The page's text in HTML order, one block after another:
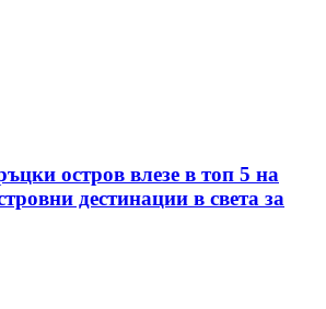
остров влезе в топ 5 на
дестинации в света за